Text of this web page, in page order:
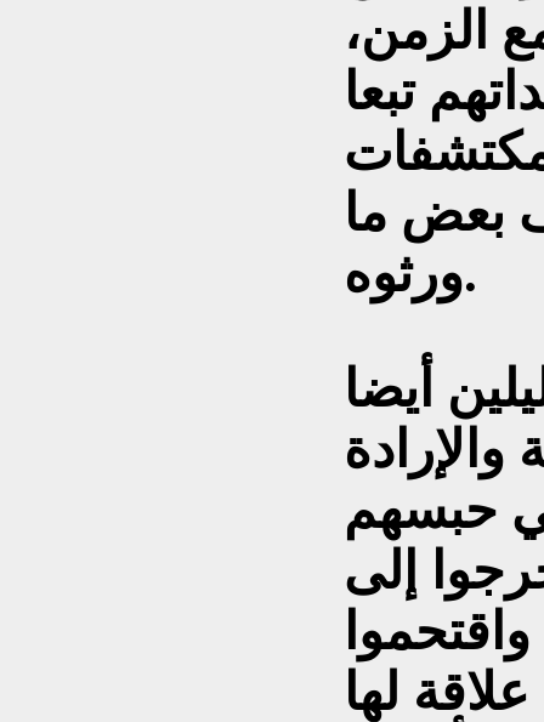
الزمن،
تبعا
بعض ما
ورثوه.
أيضا
حبسهم
إلى
لها